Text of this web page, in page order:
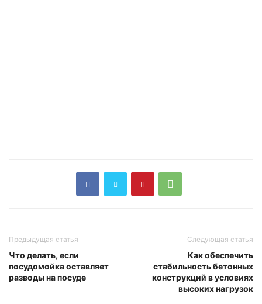
Предыдущая статья
Что делать, если
посудомойка оставляет
разводы на посуде
Следующая статья
Как обеспечить
стабильность бетонных
конструкций в условиях
высоких нагрузок